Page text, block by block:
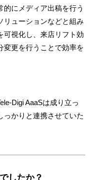
にメディア出稿を行う
リューションなどと組み
可視化し、来店リフト効
変更を行うことで効率を
Digi AaaSは成り立っ
っかりと連携させていた
したか？